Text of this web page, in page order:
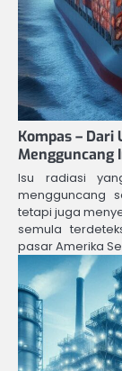
Kompas – Dari
Mengguncang
Isu radiasi
mengguncang
tetapi juga
semula
pasar Amerika